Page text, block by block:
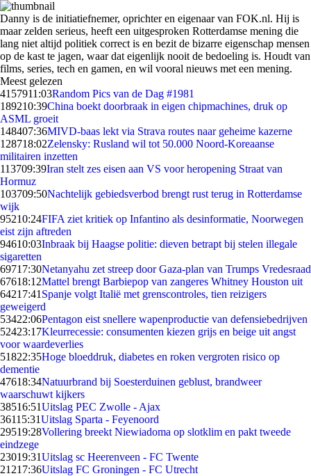
Danny is de initiatiefnemer, oprichter en eigenaar van FOK.nl. Hij is
maar zelden serieus, heeft een uitgesproken Rotterdamse mening die
lang niet altijd politiek correct is en bezit de bizarre eigenschap mensen
op de kast te jagen, waar dat eigenlijk nooit de bedoeling is. Houdt van
films, series, tech en gamen, en wil vooral nieuws met een mening.
Meest gelezen
4157911:03Random Pics van de Dag #1981
189210:39China boekt doorbraak in eigen chipmachines, druk op
ASML groeit
148407:36MIVD-baas lekt via Strava routes naar geheime kazerne
128718:02Zelensky: Rusland wil tot 50.000 Noord-Koreaanse
militairen inzetten
113709:39Iran stelt zes eisen aan VS voor heropening Straat van
Hormuz
103709:50Nachtelijk gebiedsverbod brengt rust terug in Rotterdamse
wijk
95210:24FIFA ziet kritiek op Infantino als desinformatie, Noorwegen
eist zijn aftreden
94610:03Inbraak bij Haagse politie: dieven betrapt bij stelen illegale
sigaretten
69717:30Netanyahu zet streep door Gaza-plan van Trumps Vredesraad
67618:12Mattel brengt Barbiepop van zangeres Whitney Houston uit
64217:41 Spanje volgt Italië met grenscontroles, tien reizigers
geweigerd
53422:06Pentagon eist snellere wapenproductie van defensiebedrijven
52423:17Kleurrecessie: consumenten kiezen grijs en beige uit angst
voor waardeverlies
51822:35Hoge bloeddruk, diabetes en roken vergroten risico op
dementie
47618:34Natuurbrand bij Soesterduinen geblust, brandweer
waarschuwt kijkers
38516:51Uitslag PEC Zwolle - Ajax
36115:31Uitslag Sparta - Feyenoord
29519:28Vollering breekt Niewiadoma op slotklim en pakt tweede
eindzege
23019:31Uitslag sc Heerenveen - FC Twente
21217:36Uitslag FC Groningen - FC Utrecht